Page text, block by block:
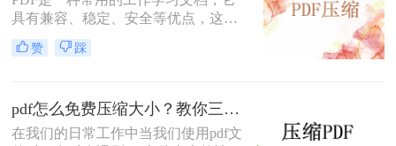
具有兼容、稳定、安全等优点，这是
一种在网络传输中常用的传输格式，
但在传输PDF文件时，其大小常常是
pdf大小方法，您一定要尝试一下。
赞 踩
pdf怎么免费压缩大小？教你三种简单好用的压缩方法！
在我们的日常工作中当我们使用pdf文